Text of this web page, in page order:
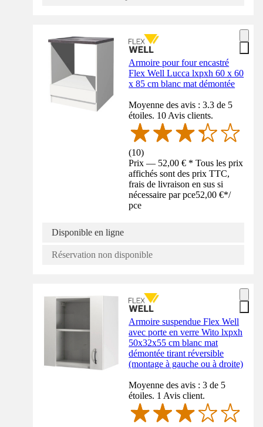
Armoire pour four encastré
Flex Well Lucca lxpxh 60 x 60
x 85 cm blanc mat démontée
Moyenne des avis : 3.3 de 5
étoiles. 10 Avis clients.
(10)
Prix — 52,00 € * Tous les prix
affichés sont des prix TTC,
frais de livraison en sus si
nécessaire par pce52,00 €*/
pce
Disponible en ligne
Réservation non disponible
Armoire suspendue Flex Well
avec porte en verre Wito lxpxh
50x32x55 cm blanc mat
démontée tirant réversible
(montage à gauche ou à droite)
Moyenne des avis : 3 de 5
étoiles. 1 Avis client.